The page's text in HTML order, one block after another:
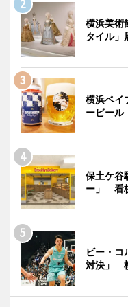
横浜美術
タイル
横浜ベ
ービール
保土ケ谷
ー」 看
ビー・コ
対決」